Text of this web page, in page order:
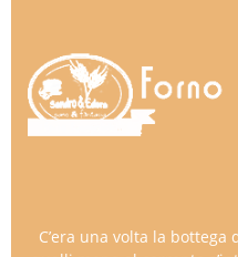
C’era una volta la